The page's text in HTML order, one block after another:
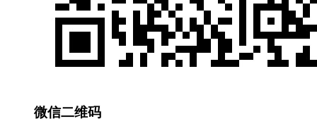
微信二维码